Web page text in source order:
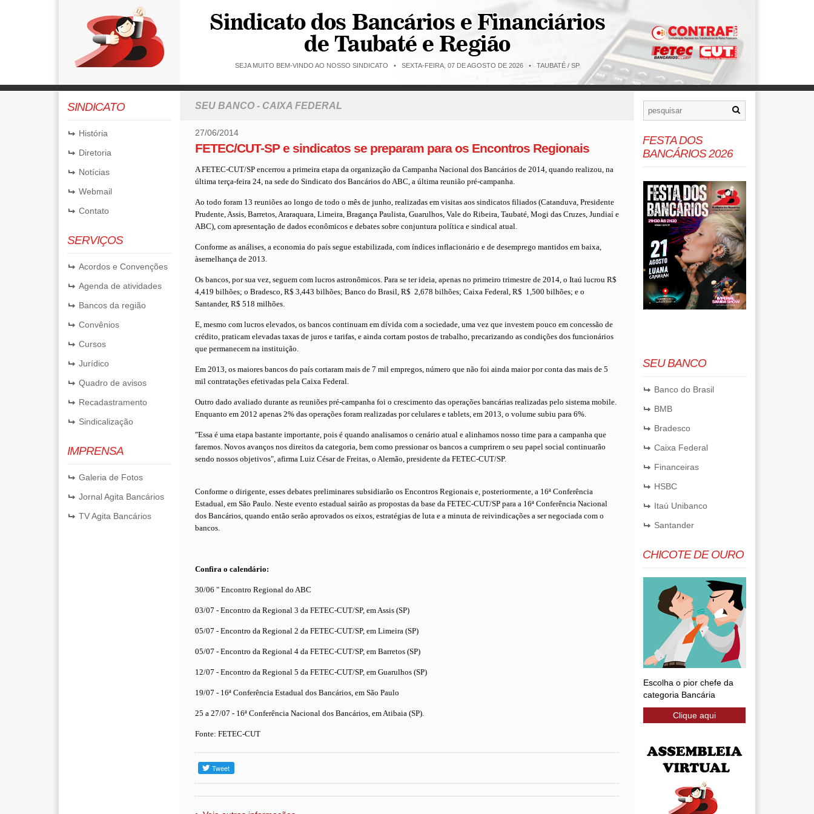
SEJA MUITO BEM-VINDO AO NOSSO SINDICATO • SEXTA-FEIRA, 07 DE AGOSTO DE 2026 • TAUBATÉ / SP
SINDICATO
História
Diretoria
Notícias
Webmail
Contato
SERVIÇOS
Acordos e Convenções
Agenda de atividades
Bancos da região
Convênios
Cursos
Jurídico
Quadro de avisos
Recadastramento
Sindicalização
IMPRENSA
Galeria de Fotos
Jornal Agita Bancários
TV Agita Bancários
SEU BANCO - CAIXA FEDERAL
27/06/2014
FETEC/CUT-SP e sindicatos se preparam para os Encontros Regionais
A FETEC-CUT/SP encerrou a primeira etapa da organização da Campanha Nacional dos Bancários de 2014, quando realizou, na
última terça-feira 24, na sede do Sindicato dos Bancários do ABC, a última reunião pré-campanha.
Ao todo foram 13 reuniões ao longo de todo o mês de junho, realizadas em visitas aos sindicatos filiados (Catanduva, Presidente
Prudente, Assis, Barretos, Araraquara, Limeira, Bragança Paulista, Guarulhos, Vale do Ribeira, Taubaté, Mogi das Cruzes, Jundiaí­ e
ABC), com apresentação de dados econômicos e debates sobre conjuntura política e sindical atual.
Conforme as análises, a economia do país segue estabilizada, com ín­dices inflacionário e de desemprego mantidos em baixa,
àsemelhança de 2013.
Os bancos, por sua vez, seguem com lucros astronômicos. Para se ter ideia, apenas no primeiro trimestre de 2014, o Itaú lucrou R$
4,419 bilhões; o Bradesco, R$ 3,443 bilhões; Banco do Brasil, R$ 2,678 bilhões; Caixa Federal, R$ 1,500 bilhões; e o
Santander, R$ 518 milhões.
E, mesmo com lucros elevados, os bancos continuam em dívida com a sociedade, uma vez que investem pouco em concessão de
crédito, praticam elevadas taxas de juros e tarifas, e ainda cortam postos de trabalho, precarizando as condições dos funcionários
que permanecem na instituição.
Em 2013, os maiores bancos do país cortaram mais de 7 mil empregos, número que não foi ainda maior por conta das mais de 5
mil contratações efetivadas pela Caixa Federal.
Outro dado avaliado durante as reuniões pré-campanha foi o crescimento das operações bancárias realizadas pelo sistema mobile.
Enquanto em 2012 apenas 2% das operações foram realizadas por celulares e tablets, em 2013, o volume subiu para 6%.
"Essa é uma etapa bastante importante, pois é quando analisamos o cenário atual e alinhamos nosso time para a campanha que
faremos. Novos avanços nos direitos da categoria, bem como pressionar os bancos a cumprirem o seu papel social continuarão
sendo nossos objetivos", afirma Luiz César de Freitas, o Alemão, presidente da FETEC-CUT/SP.
Conforme o dirigente, esses debates preliminares subsidiarão os Encontros Regionais e, posteriormente, a 16ª Conferência
Estadual, em São Paulo. Neste evento estadual sairão as propostas da base da FETEC-CUT/SP para a 16ª Conferência Nacional
dos Bancários, quando então serão aprovados os eixos, estratégias de luta e a minuta de reivindicações a ser negociada com o
bancos.
Confira o calendário:
30/06 " Encontro Regional do ABC
03/07 - Encontro da Regional 3 da FETEC-CUT/SP, em Assis (SP)
05/07 - Encontro da Regional 2 da FETEC-CUT/SP, em Limeira (SP)
05/07 - Encontro da Regional 4 da FETEC-CUT/SP, em Barretos (SP)
12/07 - Encontro da Regional 5 da FETEC-CUT/SP, em Guarulhos (SP)
19/07 - 16ª Conferência Estadual dos Bancários, em São Paulo
25 a 27/07 - 16ª Conferência Nacional dos Bancários, em Atibaia (SP).
Fonte: FETEC-CUT
FESTA DOS
BANCÁRIOS 2026
SEU BANCO
Banco do Brasil
BMB
Bradesco
Caixa Federal
Financeiras
HSBC
Itaú Unibanco
Santander
CHICOTE DE OURO
Escolha o pior chefe da
categoria Bancária
Clique aqui